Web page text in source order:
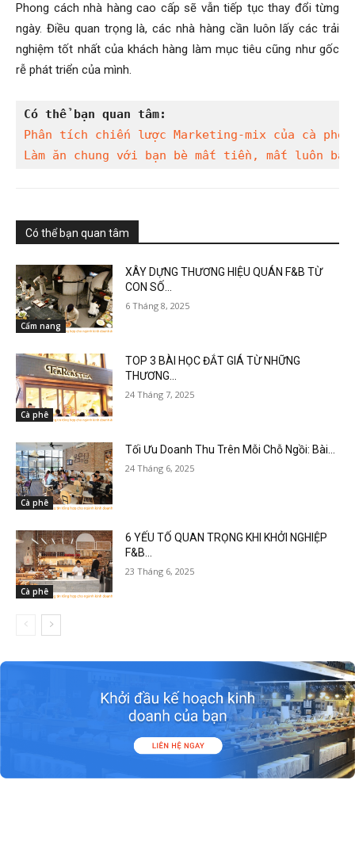
Phong cách nhà hàng cao cấp sẽ vẫn tiếp tục thay đổi từng
ngày. Điều quan trọng là, các nhà hàng cần luôn lấy các trải
nghiệm tốt nhất của khách hàng làm mục tiêu cũng như gốc
rễ phát triển của mình.
Có thể bạn quan tâm:
Phân tích chiến lược Marketing-mix của cà phê
Làm ăn chung với bạn bè mất tiền, mất luôn
Có thể bạn quan tâm
Cẩm nang
XÂY DỰNG THƯƠNG HIỆU QUÁN F&B TỪ
CON SỐ...
6 Tháng 8, 2025
Cà phê
TOP 3 BÀI HỌC ĐẮT GIÁ TỪ NHỮNG
THƯƠNG...
24 Tháng 7, 2025
Cà phê
Tối Ưu Doanh Thu Trên Mỗi Chỗ Ngồi: Bài...
24 Tháng 6, 2025
Cà phê
6 YẾU TỐ QUAN TRỌNG KHI KHỞI NGHIỆP
F&B...
23 Tháng 6, 2025